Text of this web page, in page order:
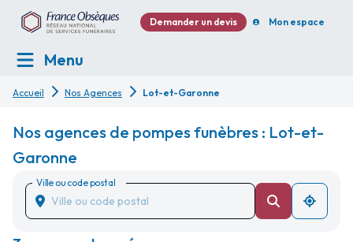
Demander un devis Mon espace
Menu
Accueil Nos Agences Lot-et-Garonne
Nos agences de pompes funèbres : Lot-et-
Garonne
Ville ou code postal